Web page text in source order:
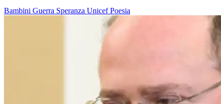
Bambini Guerra Speranza UnicefPoesia